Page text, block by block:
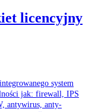
licencyjny
system
jak: firewall, IPS
antywirus, anty-